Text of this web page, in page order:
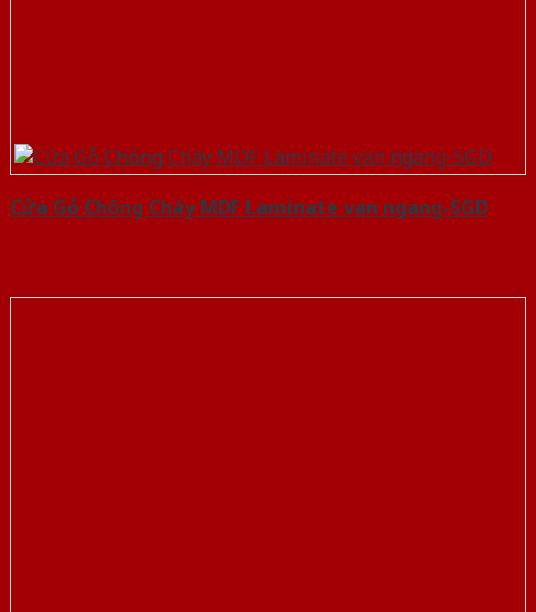
Cửa Gỗ Chống Cháy MDF Laminate van ngang-SGD